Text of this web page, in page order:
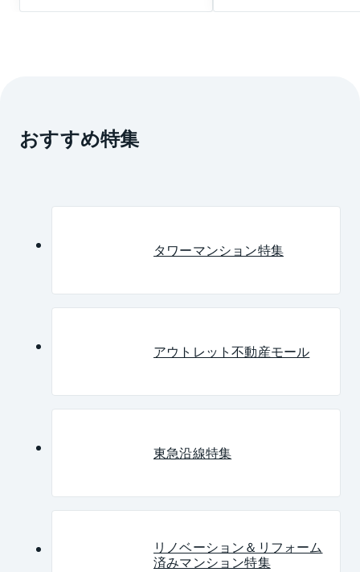
おすすめ特集
タワーマンション特集
アウトレット不動産モール
東急沿線特集
リノベーション＆リフォーム
済みマンション特集